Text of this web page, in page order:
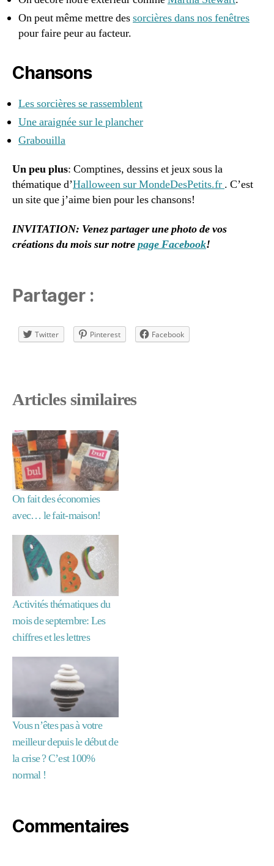
On peut même mettre dessorcières dans nos fenêtres
pour faire peur au facteur.
Chansons
Les sorcières se rassemblent
Une araignée sur le plancher
Grabouilla
Un peu plus: Comptines, dessins et jeux sous la
thématique d’Halloween sur MondeDesPetits.fr . C’est
un site que j’aime bien pour les chansons!
INVITATION: Venez partager une photo de vos
créations du mois sur notrepage Facebook!
Partager :
Twitter Pinterest Facebook
Articles similaires
On fait des économies
avec… le fait-maison!
Activités thématiques du
mois de septembre: Les
chiffres et les lettres
Vous n’êtes pas à votre
meilleur depuis le début de
la crise ? C’est 100%
normal !
Commentaires
g
e,
c
h
n,